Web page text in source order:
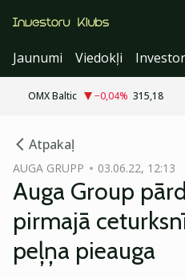
Jaunumi
Viedokļi
OMX Baltic −0,04% 315,18
Atpakaļ
AUGA GRUPP 03.06.22, 12:13
Auga Group
pirmajā
peļņa pieauga